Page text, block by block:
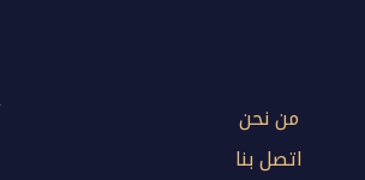
من نحن
اتصل بنا